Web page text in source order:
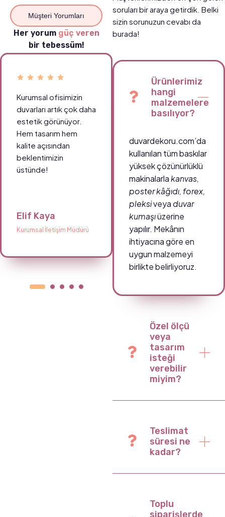
Müşteri Yorumları
Her yorum güç veren
bir tebessüm!
Kurumsal ofisimizin
duvarları artık çok daha
estetik görünüyor.
Hem tasarım hem
kalite açısından
beklentimizin
üstünde!
Elif Kaya
Kurumsal İletişim Müdürü
Okul koridorlarımızda
öğrencilerin ilgisini
çeken canlı tablolar
daha enerjik.
Teşekkürler
duvardekoru.com!
Ahmet Demir
Okul Müdürü
soruları bir araya getirdik. Belki
sizin sorunuzun cevabı da
burada!
Ürünlerimiz
hangi
malzemelere
basılıyor?
duvardekoru.com’da
kullanılan tüm baskılar
yüksek çözünürlüklü
makinalarlakanvas,
poster kâğıdı, forex,
pleksiveya duvar
kumaşıüzerine
yapılır. Mekânın
ihtiyacına göre en
uygun malzemeyi
birlikte belirliyoruz.
Özel ölçü
veya
tasarım
isteği
verebilir
miyim?
Teslimat
süresi ne
kadar?
Toplu
siparişlerde